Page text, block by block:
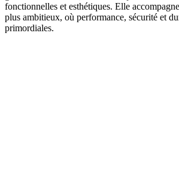
fonctionnelles et esthétiques. Elle
plus ambitieux, où performance, sécurité et
primordiales.